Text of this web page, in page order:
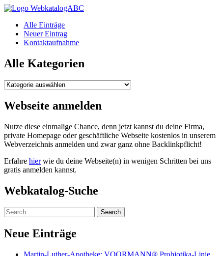
WebkatalogABC
Alle Einträge
Neuer Eintrag
Kontaktaufnahme
Alle Kategorien
Alle
Webseite anmelden
Nutze diese einmalige Chance, denn jetzt kannst du deine Firma,
private Homepage oder geschäftliche Webseite kostenlos in unserem
Webverzeichnis anmelden und zwar ganz ohne Backlinkpflicht!
Erfahre hierwie du deine Webseite(n) in wenigen Schritten bei uns
gratis anmelden kannst.
Webkatalog-Suche
Neue Einträge